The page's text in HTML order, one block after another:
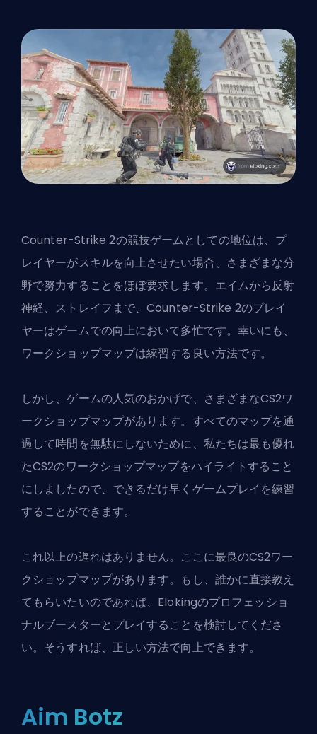
Counter-Strike 2の競技ゲームとしての地位は、プ
レイヤーがスキルを向上させたい場合、さまざまな分
野で努力することをほぼ要求します。エイムから反射
神経、ストレイフまで、Counter-Strike 2のプレイ
ヤーはゲームでの向上において多忙です。幸いにも、
ワークショップマップは練習する良い方法です。
しかし、ゲームの人気のおかげで、さまざまなCS2ワ
ークショップマップがあります。すべてのマップを通
過して時間を無駄にしないために、私たちは最も優れ
たCS2のワークショップマップをハイライトすること
にしましたので、できるだけ早くゲームプレイを練習
することができます。
これ以上の遅れはありません。ここに最良のCS2ワー
クショップマップがあります。もし、誰かに直接教え
てもらいたいのであれば、 Elokingのプロフェッショ
ナルブースターとプレイすることを検討してくださ
い。そうすれば、正しい方法で向上できます。
Aim Botz